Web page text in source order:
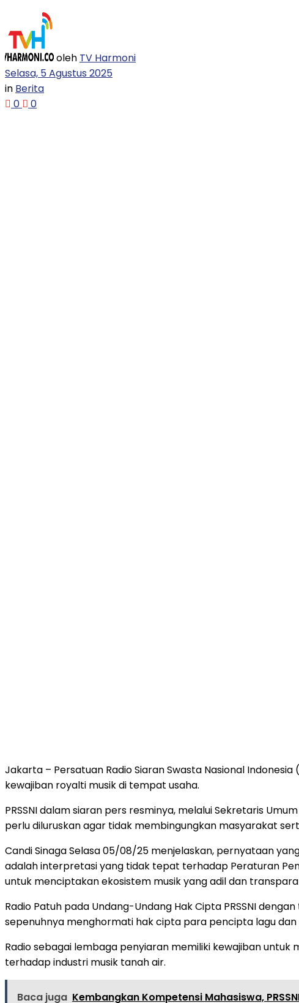
oleh TV Harmoni
Selasa, 5 Agustus 2025
in Berita
0
0
Jakarta – Persatuan Radio Siaran Swasta Nasional
kewajiban royalti musik di tempat usaha.
PRSSNI dalam siaran pers resminya, melalui Sekretaris
perlu diluruskan agar tidak membingungkan masyarakat
Candi Sinaga Selasa 05/08/25 menjelaskan, pernyataan
adalah interpretasi yang tidak tepat terhadap Peraturan
untuk menciptakan ekosistem musik yang adil dan
Radio Patuh pada Undang-Undang Hak Cipta PRSSNI
sepenuhnya menghormati hak cipta para pencipta lagu dan
Radio sebagai lembaga penyiaran memiliki kewajiban
terhadap industri musik tanah air.
Baca juga Kembangkan Kompetensi Mahasiswa,